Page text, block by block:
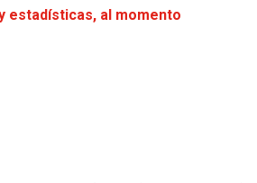
estadísticas, al momento